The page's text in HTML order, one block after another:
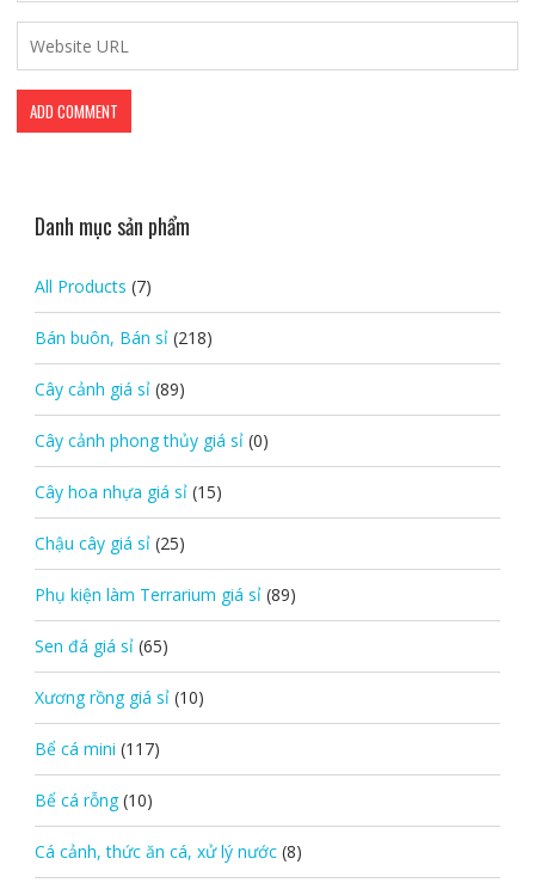
Danh mục sản phẩm
All Products (7)
Bán buôn, Bán sỉ (218)
Cây cảnh giá sỉ (89)
Cây cảnh phong thủy giá sỉ (0)
Cây hoa nhựa giá sỉ (15)
Chậu cây giá sỉ (25)
Phụ kiện làm Terrarium giá sỉ (89)
Sen đá giá sỉ (65)
Xương rồng giá sỉ (10)
Bể cá mini (117)
Bể cá rỗng (10)
Cá cảnh, thức ăn cá, xử lý nước (8)